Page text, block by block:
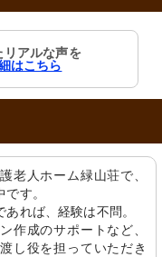
リアルな声を
はこちら
老人ホーム緑山荘で、
す。
れば、経験は不問。
作成のサポートなど、
し役を担っていただき